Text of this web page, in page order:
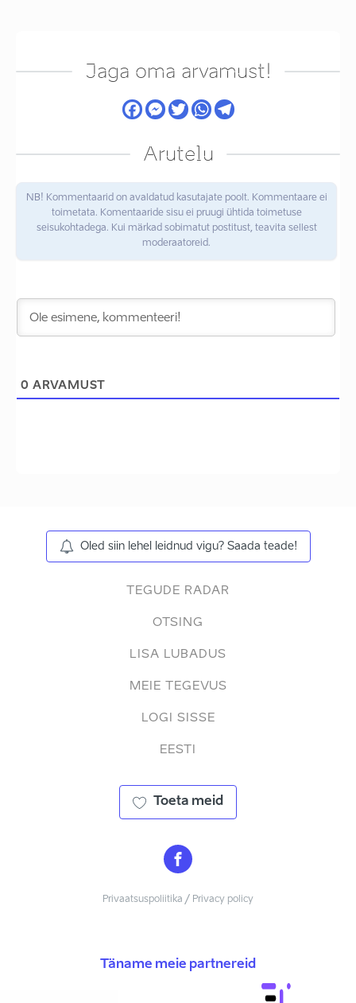
Jaga oma arvamust!
Arutelu
NB! Kommentaarid on avaldatud kasutajate poolt. Kommentaare ei
toimetata. Komentaaride sisu ei pruugi ühtida toimetuse
seisukohtadega. Kui märkad sobimatut postitust, teavita sellest
moderaatoreid.
0 ARVAMUST
Oled siin lehel leidnud vigu? Saada teade!
TEGUDE RADAR
OTSING
LISA LUBADUS
MEIE TEGEVUS
LOGI SISSE
EESTI
Toeta meid
Privaatsuspoliitika / Privacy policy
Täname meie partnereid